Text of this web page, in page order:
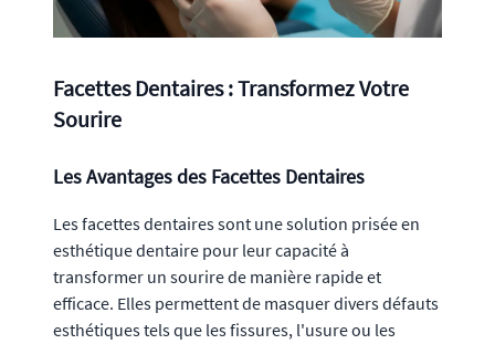
Facettes Dentaires : Transformez Votre
Sourire
Les Avantages des Facettes Dentaires
Les facettes dentaires sont une solution prisée en
esthétique dentaire pour leur capacité à
transformer un sourire de manière rapide et
efficace. Elles permettent de masquer divers défauts
esthétiques tels que les fissures, l'usure ou les